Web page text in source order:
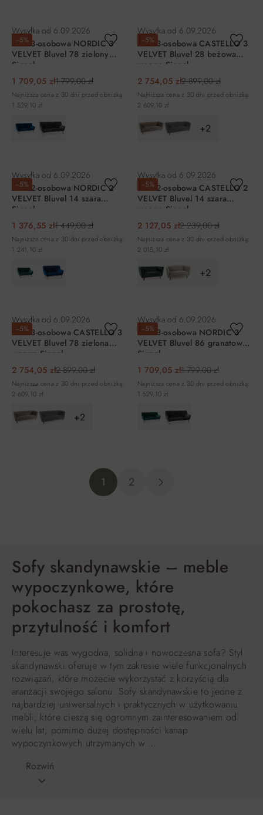
−5%
Wysyłka od 6.09.2026
Sofa 3-osobowa NORDIC 3
VELVET Bluvel 78 zielony
Signal
1 709,05 zł1 799,00 zł
Najniższa cena z 30 dni przed obniżką:
1 529,10 zł
−5%
Wysyłka od 6.09.2026
Sofa 3-osobowa CASTELLO 3
VELVET Bluvel 28 beżowa
wenge Signal
2 754,05 zł2 899,00 zł
Najniższa cena z 30 dni przed obniżką:
2 609,10 zł
+2
−5%
Wysyłka od 6.09.2026
Sofa 2-osobowa NORDIC 2
VELVET Bluvel 14 szara
Signal
1 376,55 zł1 449,00 zł
Najniższa cena z 30 dni przed obniżką:
1 241,10 zł
−5%
Wysyłka od 6.09.2026
Sofa 2-osobowa CASTELLO 2
VELVET Bluvel 14 szara
wenge Signal
2 127,05 zł2 239,00 zł
Najniższa cena z 30 dni przed obniżką:
2 015,10 zł
+2
−5%
Wysyłka od 6.09.2026
Sofa 3-osobowa CASTELLO 3
VELVET Bluvel 78 zielona
wenge Signal
2 754,05 zł2 899,00 zł
Najniższa cena z 30 dni przed obniżką:
2 609,10 zł
+2
−5%
Wysyłka od 6.09.2026
Sofa 3-osobowa NORDIC 3
VELVET Bluvel 86 granatowy
Signal
1 709,05 zł1 799,00 zł
Najniższa cena z 30 dni przed obniżką:
1 529,10 zł
1 2
Sofy skandynawskie – meble
wypoczynkowe, które
pokochasz za prostotę,
przytulność i komfort
Interesuje was wygodna, solidna i nowoczesna sofa? Styl
skandynawski oferuje w tym zakresie wiele funkcjonalnych
rozwiązań, które możecie wykorzystać z korzyścią dla
aranżacji swojego salonu. Sofy skandynawskie to jedne z
najbardziej uniwersalnych i praktycznych w użytkowaniu
mebli, które cieszą się ogromnym zainteresowaniem od
wielu lat, pomimo dużej dostępności kanap
wypoczynkowych utrzymanych w …
Rozwiń